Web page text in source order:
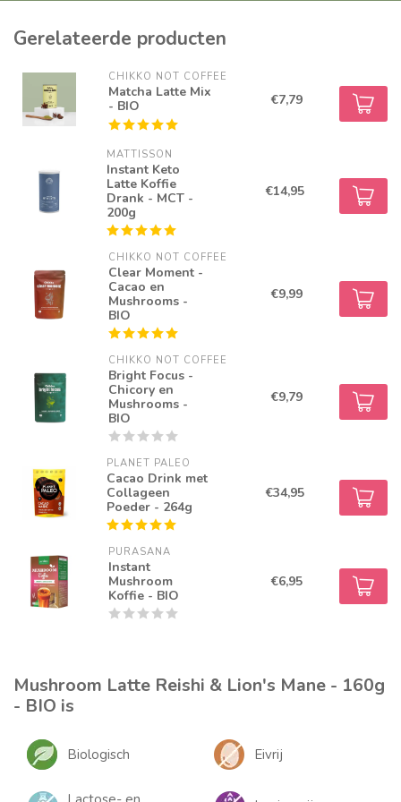
Gerelateerde producten
CHIKKO NOT COFFEE
Matcha Latte Mix
- BIO
€7,79
MATTISSON
Instant Keto
Latte Koffie
Drank - MCT -
200g
€14,95
CHIKKO NOT COFFEE
Clear Moment -
Cacao en
Mushrooms -
BIO
€9,99
CHIKKO NOT COFFEE
Bright Focus -
Chicory en
Mushrooms -
BIO
€9,79
PLANET PALEO
Cacao Drink met
Collageen
Poeder - 264g
€34,95
PURASANA
Instant
Mushroom
Koffie - BIO
€6,95
Mushroom Latte Reishi & Lion's Mane - 160g
- BIO is
Biologisch Eivrij